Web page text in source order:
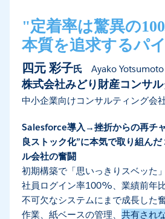
"定着率は驚異の
本質を追求するパ
四元 彩子氏 Ayako Yotsumoto
株式会社みどり財産コンサ
中小企業向けコンサルティング会
Salesforce導入→挫折からの再チ
良ストック化”に本気で取り組ん
ル会社の奮闘
初期構築で「思いっきりスベッた
社員ログイン率100%、業績前年
不可欠なシステムにまで成長した
作業、紙ベースの管理、 共有され